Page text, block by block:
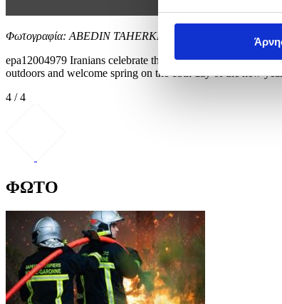
Φωτογραφία: ABEDIN TAHERKENAREH
epa12004979 Iranians celebrate the Iranian Nature's Day
outdoors and welcome spring on the 13th day of the new
4 / 4
ΦΩΤΟ